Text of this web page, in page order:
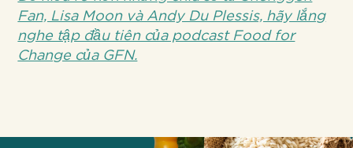
Fan, Lisa Moon và Andy Du Plessis, hãy lắng
nghe tập đầu tiên của podcast Food for
Change của GFN.